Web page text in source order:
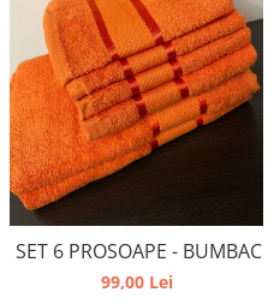
SET 6 PROSOAPE - BUMBAC
99,00 Lei